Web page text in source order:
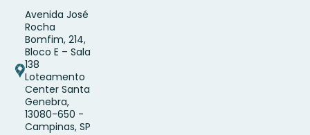
Avenida José
Rocha
Bomfim, 214,
Bloco E – Sala
138
Loteamento
Center Santa
Genebra,
13080-650 -
Campinas, SP